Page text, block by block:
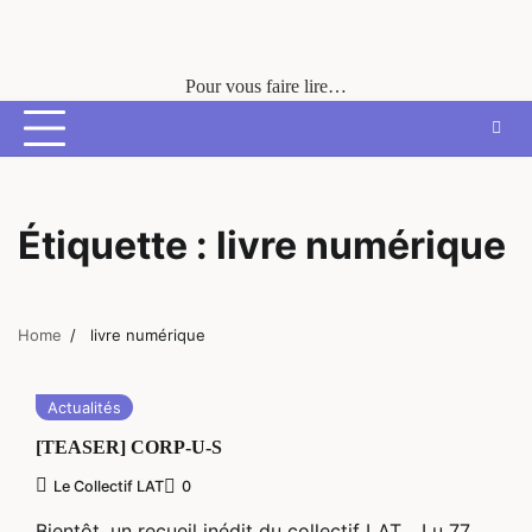
Pour vous faire lire…
Étiquette : livre numérique
Home livre numérique
Actualités
[TEASER] CORP-U-S
Le Collectif LAT 0